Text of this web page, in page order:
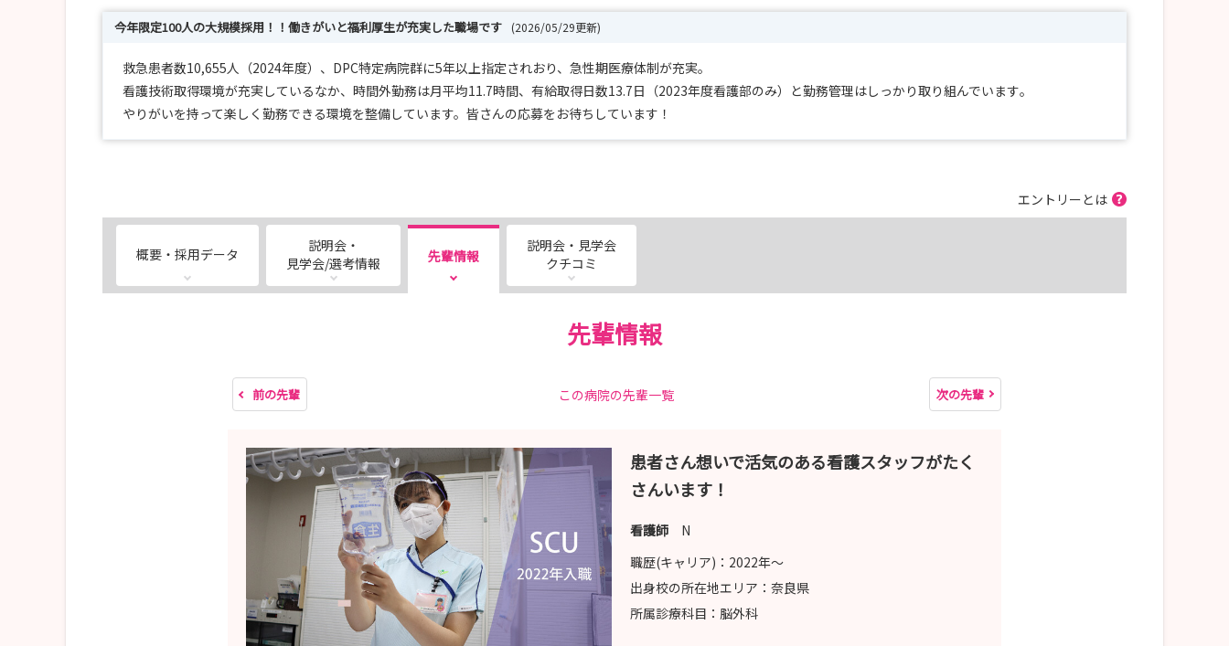
今年限定100人の大規模採用！！働きがいと福利厚生が充実した職場です (2026/05/29更新)
救急患者数10,655人（2024年度）、DPC特定病院群に5年以上指定されおり、急性期医療体制が充実｡
看護技術取得環境が充実しているなか、時間外勤務は月平均11.7時間、有給取得日数13.7日（2023年度看護部のみ）と勤務管理はしっかり取り組んでいます｡
やりがいを持って楽しく勤務できる環境を整備しています。皆さんの応募をお待ちしています！
エントリーとは
概要・採用データ
説明会・
見学会/選考情報
先輩情報
説明会・見学会
クチコミ
先輩情報
前の先輩 この病院の先輩一覧 次の先輩
患者さん想いで活気のある看護スタッフがたく
さんいます！
看護師 N
職歴(キャリア)： 2022年〜
出身校の所在地エリア： 奈良県
所属診療科目： 脳外科